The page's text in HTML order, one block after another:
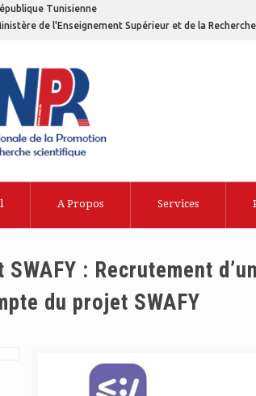
Tunisienne
de l'Enseignement Supérieur et de la
A Propos Services
SWAFY : Recrutement
du projet SWAFY